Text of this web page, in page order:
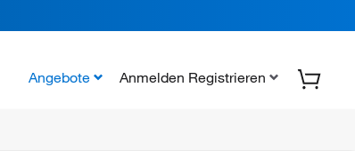
Angebote Anmelden Registrieren